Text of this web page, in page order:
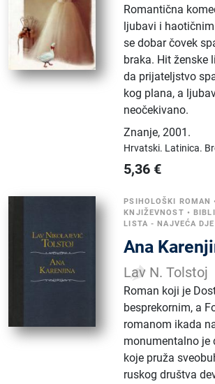
Romantična
ljubavi i
se dobar čovek
braka. Hit ženske
da prijateljstvo
kog plana, a
neočekivano.
Znanje,2001.
Hrvatski. Latinica.
5,36 €
PSIHOLOŠKI ROMAN
KNJIŽEVNOST •
LISTA - NAJVEĆA
Ana
Lav N. Tolstoj
Roman koji je
besprekornim, a
romanom ikada
monumentalno je
koje pruža
ruskog društva